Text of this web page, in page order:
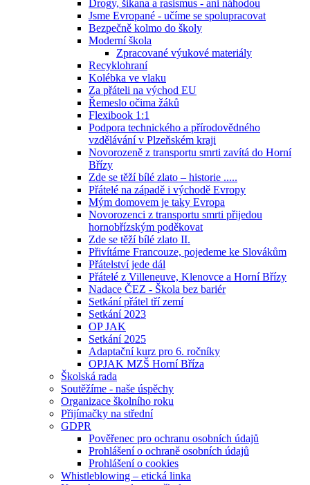
Drogy, šikana a rasismus - ani náhodou
Jsme Evropané - učíme se spolupracovat
Bezpečně kolmo do školy
Moderní škola
Zpracované výukové materiály
Recyklohraní
Kolébka ve vlaku
Za přáteli na východ EU
Řemeslo očima žáků
Flexibook 1:1
Podpora technického a přírodovědného
vzdělávání v Plzeňském kraji
Novorozeně z transportu smrti zavítá do Horní
Břízy
Zde se těží bílé zlato – historie .....
Přátelé na západě i východě Evropy
Mým domovem je taky Evropa
Novorozenci z transportu smrti přijedou
hornobřízským poděkovat
Zde se těží bílé zlato II.
Přivítáme Francouze, pojedeme ke Slovákům
Přátelství jede dál
Přátelé z Villeneuve, Klenovce a Horní Břízy
Nadace ČEZ - Škola bez bariér
Setkání přátel tří zemí
Setkání 2023
OP JAK
Setkání 2025
Adaptační kurz pro 6. ročníky
OPJAK MZŠ Horní Bříza
Školská rada
Soutěžíme - naše úspěchy
Organizace školního roku
Přijímačky na střední
GDPR
Pověřenec pro ochranu osobních údajů
Prohlášení o ochraně osobních údajů
Prohlášení o cookies
Whistleblowing – etická linka